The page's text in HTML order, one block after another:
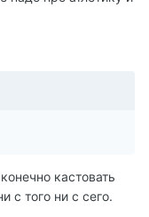
кастовать
с того ни с сего.